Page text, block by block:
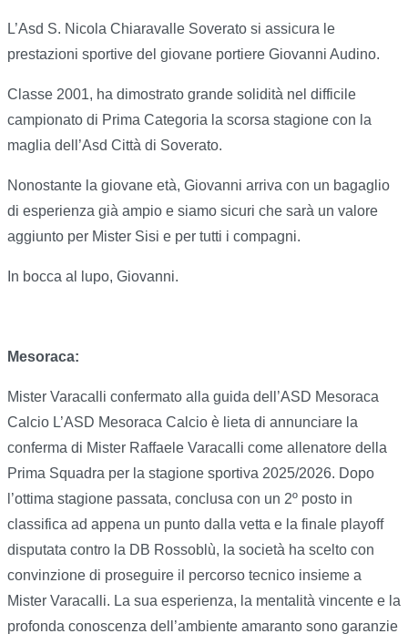
L’Asd S. Nicola Chiaravalle Soverato si assicura le
prestazioni sportive del giovane portiere Giovanni Audino.
Classe 2001, ha dimostrato grande solidità nel difficile
campionato di Prima Categoria la scorsa stagione con la
maglia dell’Asd Città di Soverato.
Nonostante la giovane età, Giovanni arriva con un bagaglio
di esperienza già ampio e siamo sicuri che sarà un valore
aggiunto per Mister Sisi e per tutti i compagni.
In bocca al lupo, Giovanni.
Mesoraca:
Mister Varacalli confermato alla guida dell’ASD Mesoraca
Calcio L’ASD Mesoraca Calcio è lieta di annunciare la
conferma di Mister Raffaele Varacalli come allenatore della
Prima Squadra per la stagione sportiva 2025/2026. Dopo
l’ottima stagione passata, conclusa con un 2º posto in
classifica ad appena un punto dalla vetta e la finale playoff
disputata contro la DB Rossoblù, la società ha scelto con
convinzione di proseguire il percorso tecnico insieme a
Mister Varacalli. La sua esperienza, la mentalità vincente e la
profonda conoscenza dell’ambiente amaranto sono garanzie